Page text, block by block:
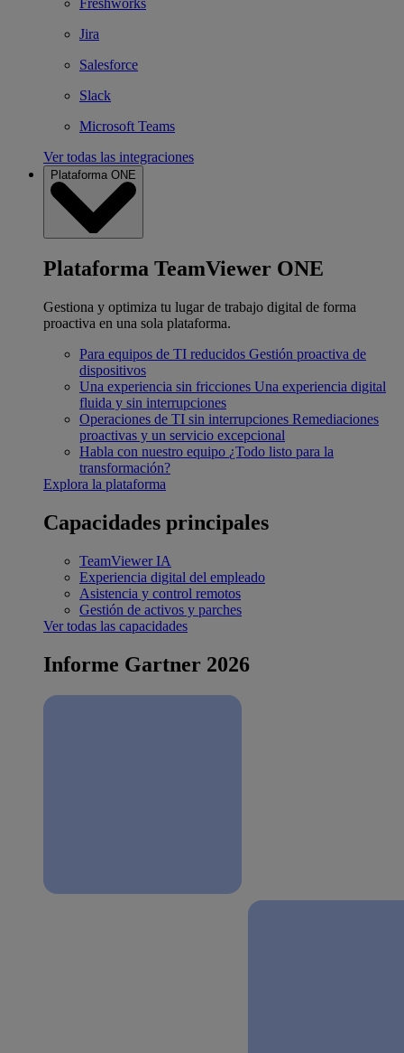
Freshworks
Jira
Salesforce
Slack
Microsoft Teams
Ver todas las integraciones
Plataforma ONE
Plataforma TeamViewer ONE
Gestiona y optimiza tu lugar de trabajo digital de forma
proactiva en una sola plataforma.
Para equipos de TI reducidos Gestión proactiva de
dispositivos
Una experiencia sin fricciones Una experiencia digital
fluida y sin interrupciones
Operaciones de TI sin interrupciones Remediaciones
proactivas y un servicio excepcional
Habla con nuestro equipo ¿Todo listo para la
transformación?
Explora la plataforma
Capacidades principales
TeamViewer IA
Experiencia digital del empleado
Asistencia y control remotos
Gestión de activos y parches
Ver todas las capacidades
Informe Gartner 2026